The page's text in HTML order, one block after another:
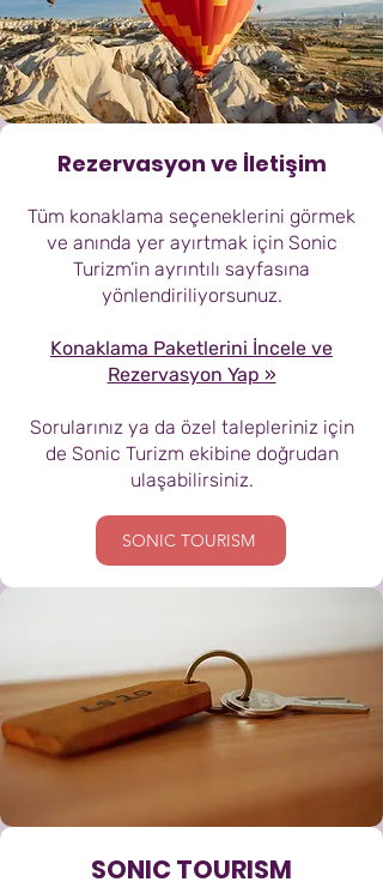
Rezervasyon ve İletişim
Tüm konaklama seçeneklerini görmek
ve anında yer ayırtmak için Sonic
Turizm’in ayrıntılı sayfasına
yönlendiriliyorsunuz.
Konaklama Paketlerini İncele ve
Rezervasyon Yap »
Sorularınız ya da özel talepleriniz için
de Sonic Turizm ekibine doğrudan
ulaşabilirsiniz.
SONIC TOURISM
SONIC TOURISM